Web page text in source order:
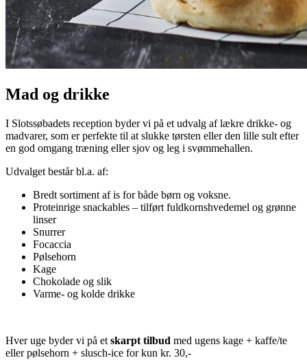
Mad og drikke
I Slotssøbadets reception byder vi på et udvalg af lækre drikke- og
madvarer, som er perfekte til at slukke tørsten eller den lille sult efter
en god omgang træning eller sjov og leg i svømmehallen.
Udvalget består bl.a. af:
Bredt sortiment af is for både børn og voksne.
Proteinrige snackables – tilført fuldkornshvedemel og grønne
linser
Snurrer
Focaccia
Pølsehorn
Kage
Chokolade og slik
Varme- og kolde drikke
Hver uge byder vi på et skarpt tilbud med ugens kage + kaffe/te
eller pølsehorn + slusch-ice for kun kr. 30,-